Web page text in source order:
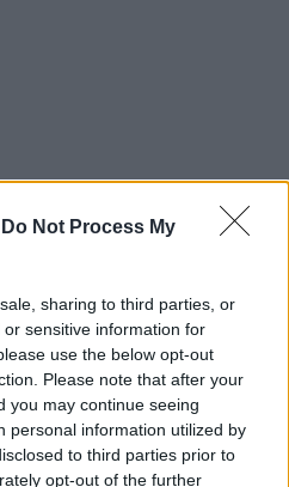
Do Not Process My
sharing to third parties, or
sensitive information for
use the below opt-out
Please note that after your
you may continue seeing
personal information utilized by
to third parties prior to
opt-out of the further
acoperit cu un bol,